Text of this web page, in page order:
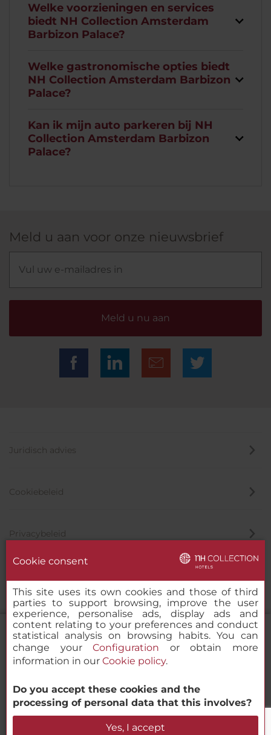
NH Collection Amsterdam Barbizon
Palace
Beschikbaarheid controleren
Welke voorzieningen en services
biedt NH Collection Amsterdam
Barbizon Palace?
Welke gastronomische opties biedt
NH Collection Amsterdam Barbizon
Palace?
Kan ik mijn auto parkeren bij NH
Collection Amsterdam Barbizon
Palace?
Meld u aan voor onze nieuwsbrief
Meld u nu aan
Juridisch advies
Cookiebeleid
Privacybeleid
© 2000-2026 MINOR HOTELS EUROPE & AMERICAS Santa Engracia
120. 28003 Madrid, Spanje
Cookie consent
This site uses its own cookies and those of third
parties to support browsing, improve the user
experience, personalise ads, display ads and
content relating to your preferences and conduct
statistical analysis on browsing habits. You can
change yourConfiguration or obtain more
information in our Cookie policy.
Do you accept these cookies and the
processing of personal data that this involves?
Yes, I accept